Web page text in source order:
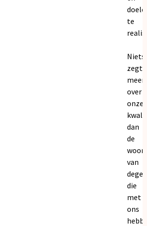
te
Niets
zegt
meer
over
onze
dan
de
van
die
met
ons